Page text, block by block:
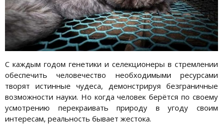
С каждым годом генетики и селекционеры в стремлении
обеспечить человечество необходимыми ресурсами
творят истинные чудеса, демонстрируя безграничные
возможности науки. Но когда человек берётся по своему
усмотрению перекраивать природу в угоду своим
интересам, реальность бывает жестока.